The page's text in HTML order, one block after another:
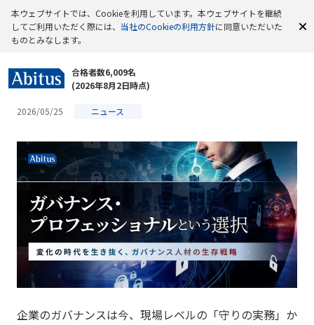
本ウェブサイトでは、Cookieを利用しています。本ウェブサイトを継続
してご利用いただく際には、 当社のCookieの利用方針に同意いただいた
ものとみなします。
合格者数6,009名
(2026年8月2日時点)
2026/05/25 ニュース
企業のガバナンスは今、現場レベルの「守りの実務」か